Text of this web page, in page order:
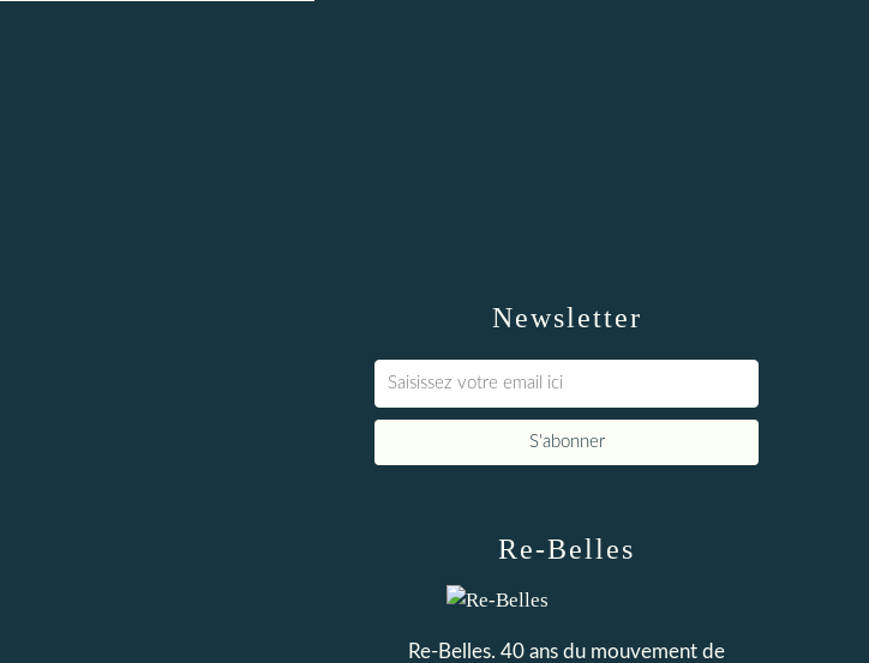
Newsletter
Re-Belles
Re-Belles. 40 ans du mouvement de